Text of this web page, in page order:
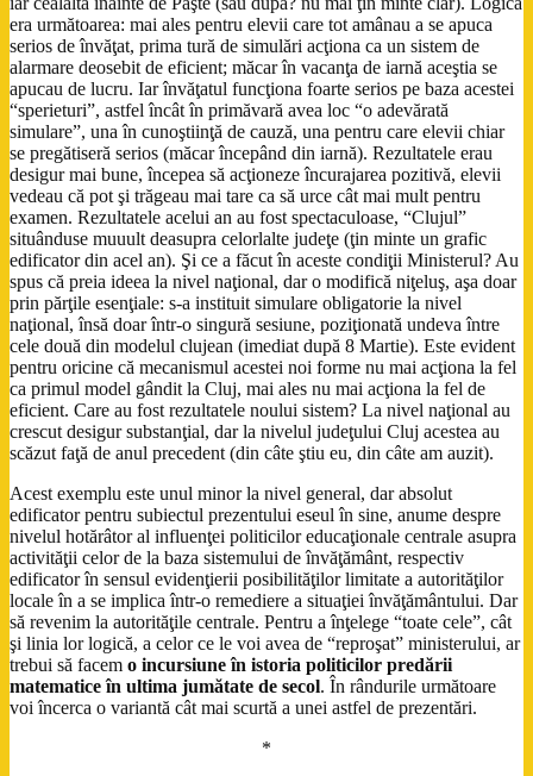
era următoarea: mai ales pentru elevii care tot amânau a se apuca
serios de învăţat, prima tură de simulări acţiona ca un sistem de
alarmare deosebit de eficient; măcar în vacanţa de iarnă aceştia se
apucau de lucru. Iar învăţatul funcţiona foarte serios pe baza acestei
“sperieturi”, astfel încât în primăvară avea loc “o adevărată
simulare”, una în cunoştiinţă de cauză, una pentru care elevii chiar
se pregătiseră serios (măcar începând din iarnă). Rezultatele erau
desigur mai bune, începea să acţioneze încurajarea pozitivă, elevii
vedeau că pot şi trăgeau mai tare ca să urce cât mai mult pentru
examen. Rezultatele acelui an au fost spectaculoase, “Clujul”
situânduse muuult deasupra celorlalte judeţe (ţin minte un grafic
edificator din acel an). Şi ce a făcut în aceste condiţii Ministerul? Au
spus că preia ideea la nivel naţional, dar o modifică niţeluş, aşa doar
prin părţile esenţiale: s-a instituit simulare obligatorie la nivel
naţional, însă doar într-o singură sesiune, poziţionată undeva între
cele două din modelul clujean (imediat după 8 Martie). Este evident
pentru oricine că mecanismul acestei noi forme nu mai acţiona la fel
ca primul model gândit la Cluj, mai ales nu mai acţiona la fel de
eficient. Care au fost rezultatele noului sistem? La nivel naţional au
crescut desigur substanţial, dar la nivelul judeţului Cluj acestea au
scăzut faţă de anul precedent (din câte ştiu eu, din câte am auzit).
Acest exemplu este unul minor la nivel general, dar absolut
edificator pentru subiectul prezentului eseul în sine, anume despre
nivelul hotărâtor al influenţei politicilor educaţionale centrale asupra
activităţii celor de la baza sistemului de învăţământ, respectiv
edificator în sensul evidenţierii posibilităţilor limitate a autorităţilor
locale în a se implica într-o remediere a situaţiei învăţământului. Dar
să revenim la autorităţile centrale. Pentru a înţelege “toate cele”, cât
şi linia lor logică, a celor ce le voi avea de “reproşat” ministerului, ar
trebui să facem o incursiune în istoria politicilor predării
matematice în ultima jumătate de secol. În rândurile următoare
voi încerca o variantă cât mai scurtă a unei astfel de prezentări.
*